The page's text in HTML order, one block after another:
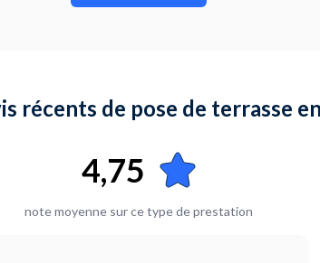
récents de pose de terrasse
4,75
note moyenne sur ce type de prestation